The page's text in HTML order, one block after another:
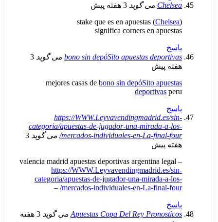
می گوید 3 هفته پیش
stake que es en apuestas (
significa corners en
bono sin depóSito apuestas می گوید 3
mejores casas debono sin depóSito
https://
categoria/apuestas-de-jugador-una-
mercados-individuales-en-La- می گوید 3
valencia madrid apuestas deportivas
https://
categoria/apuestas-de-jugador-una-
mercados-individuales-en-La-
–
Apuestas Copa Del Rey می گوید 3 هفته